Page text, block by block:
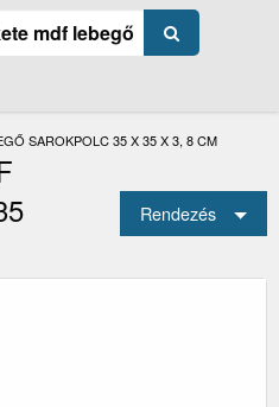
SAROKPOLC 35 X 35 X 3, 8 CM
Rendezés